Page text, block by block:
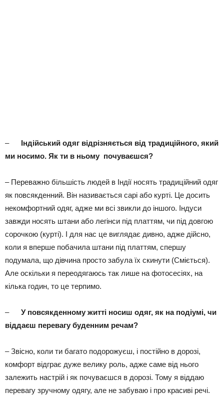
– Індійський одяг відрізняється від традиційного, який
ми носимо. Як ти в ньому почуваєшся?
– Переважно більшість людей в Індії носять традиційний одяг
як повсякденний. Він називається сарі або курті. Це досить
некомфортний одяг, адже ми всі звикли до іншого. Індуси
завжди носять штани або легінси під платтям, чи під довгою
сорочкою (курті). І для нас це виглядає дивно, адже дійсно,
коли я вперше побачила штани під платтям, спершу
подумала, що дівчина просто забула їх скинути (Сміється).
Але оскільки я переодягаюсь так лише на фотосесіях, на
кілька годин, то це терпимо.
– У повсякденному житті носиш одяг, як на подіумі, чи
віддаєш перевагу буденним речам?
– Звісно, коли ти багато подорожуєш, і постійно в дорозі,
комфорт відграє дуже велику роль, адже саме від нього
залежить настрій і як почуваєшся в дорозі. Тому я віддаю
перевагу зручному одягу, але не забуваю і про красиві речі.